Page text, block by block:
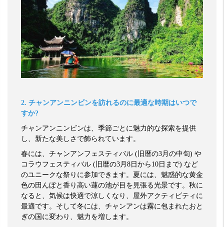
2. チャンアンニンビンを訪れるのに最適な時期はいつで
すか?
チャンアンニンビンは、季節ごとに魅力的な探索を提供
し、新たな美しさで飾られています。
春には、チャンアンフェスティバル ( 旧暦の3月の中旬) や
コラウフェスティバル ( 旧暦の3月8日から10日まで) など
のユニークな祭りに参加できます。夏には、魅惑的な黄金
色の田んぼと香り高い蓮の池が目を見張る光景です。秋に
なると、気候は快適で涼しくなり、屋外アクティビティに
最適です。そして冬には、チャンアンは霧に包まれたおと
ぎの国に変わり、魅力を増します。